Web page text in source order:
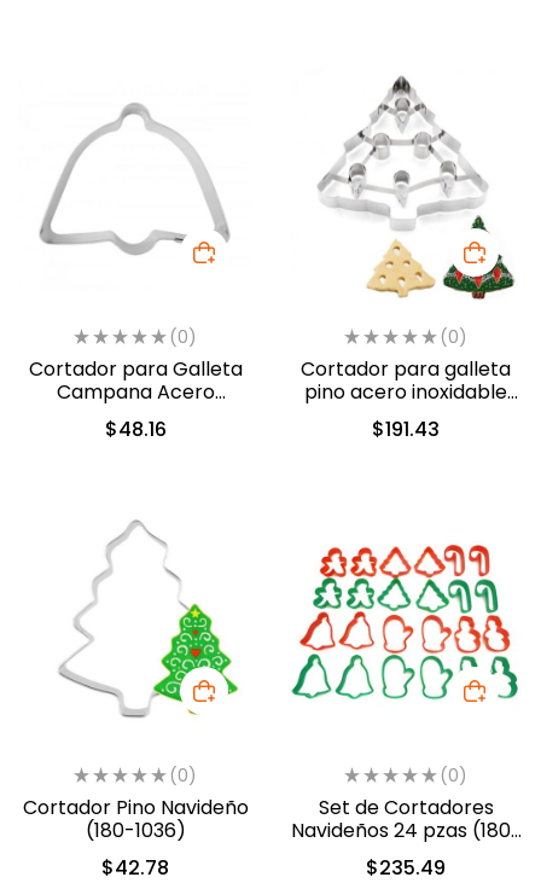
(0)
Cortador para Galleta
Campana Acero
Inoxidable Navidad (180-
1060)
$48.16
(0)
Cortador para galleta
pino acero inoxidable
navidad (180-1242)
$191.43
(0)
Cortador Pino Navideño
(180-1036)
$42.78
(0)
Set de Cortadores
Navideños 24 pzas (180-
168)
$235.49